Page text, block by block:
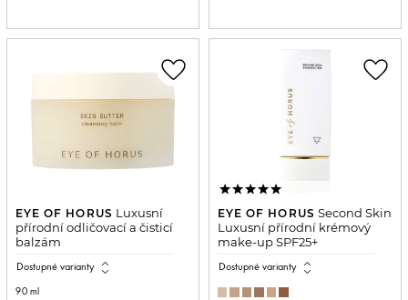
EYE OF HORUS Luxusní
přírodní odličovací a čisticí
balzám
Dostupné varianty expand_all
90 ml
favorite_border
EYE OF HORUS Second Skin
Luxusní přírodní krémový
make-up SPF25+
Dostupné varianty expand_all
favorite_border